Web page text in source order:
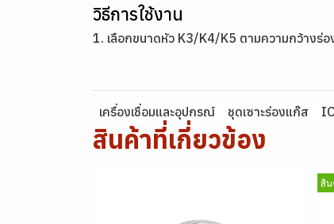
วิธีการใช้งาน
1. เลือกขนาดหัว K3/K4/K5 ตามความกว้างร่อ
เครื่องเชื่อมและอุปกรณ์ ชุดเซาะร่องแก๊ส
สินค้าที่เกี่ยวข้อง
สิน